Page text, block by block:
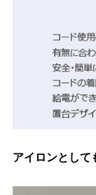
アイロンとし